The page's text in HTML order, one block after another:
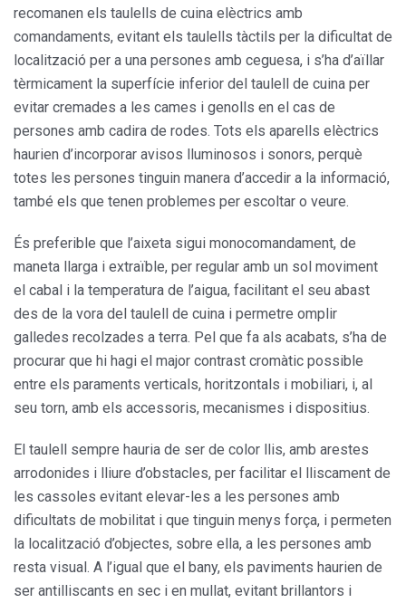
recomanen els taulells de cuina elèctrics amb
comandaments, evitant els taulells tàctils per la dificultat de
localització per a una persones amb ceguesa, i s’ha d’aïllar
tèrmicament la superfície inferior del taulell de cuina per
evitar cremades a les cames i genolls en el cas de
persones amb cadira de rodes. Tots els aparells elèctrics
haurien d’incorporar avisos lluminosos i sonors, perquè
totes les persones tinguin manera d’accedir a la informació,
també els que tenen problemes per escoltar o veure.
És preferible que l’aixeta sigui monocomandament, de
maneta llarga i extraïble, per regular amb un sol moviment
el cabal i la temperatura de l’aigua, facilitant el seu abast
des de la vora del taulell de cuina i permetre omplir
galledes recolzades a terra. Pel que fa als acabats, s’ha de
procurar que hi hagi el major contrast cromàtic possible
entre els paraments verticals, horitzontals i mobiliari, i, al
seu torn, amb els accessoris, mecanismes i dispositius.
El taulell sempre hauria de ser de color llis, amb arestes
arrodonides i lliure d’obstacles, per facilitar el lliscament de
les cassoles evitant elevar-les a les persones amb
dificultats de mobilitat i que tinguin menys força, i permeten
la localització d’objectes, sobre ella, a les persones amb
resta visual. A l’igual que el bany, els paviments haurien de
ser antilliscants en sec i en mullat, evitant brillantors i